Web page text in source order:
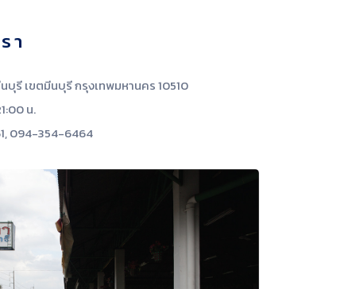
า
บุรี เขตมีนบุรี กรุงเทพมหานคร 10510
น.
094-354-6464